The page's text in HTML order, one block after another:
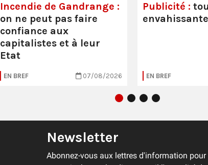
Incendie de Gandrange :
on ne peut pas faire
confiance aux
capitalistes et à leur
Etat
EN BREF 07/08/2026
Publicité :
envahissante
EN BREF
Newsletter
Abonnez-vous aux lettres d'information pour